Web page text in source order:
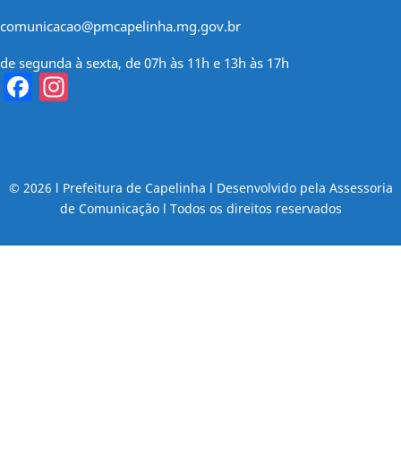
comunicacao@pmcapelinha.mg.gov.br
de segunda à sexta, de 07h às 11h e 13h às 17h
Facebook
© 2026 l Prefeitura de Capelinha l Desenvolvido pela Assessoria
de Comunicação l Todos os direitos reservados